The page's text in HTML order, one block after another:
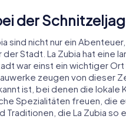
der
sind nicht nur ein
Stadt. La Zubia hat eine
war einst ein wichtiger
zeugen von dieser
ist, bei denen die lokale
Spezialitäten freuen, die
die La Zubia so